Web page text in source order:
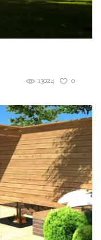
0
13024